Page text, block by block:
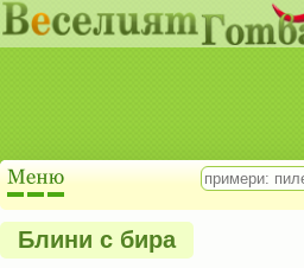
Блини с бира